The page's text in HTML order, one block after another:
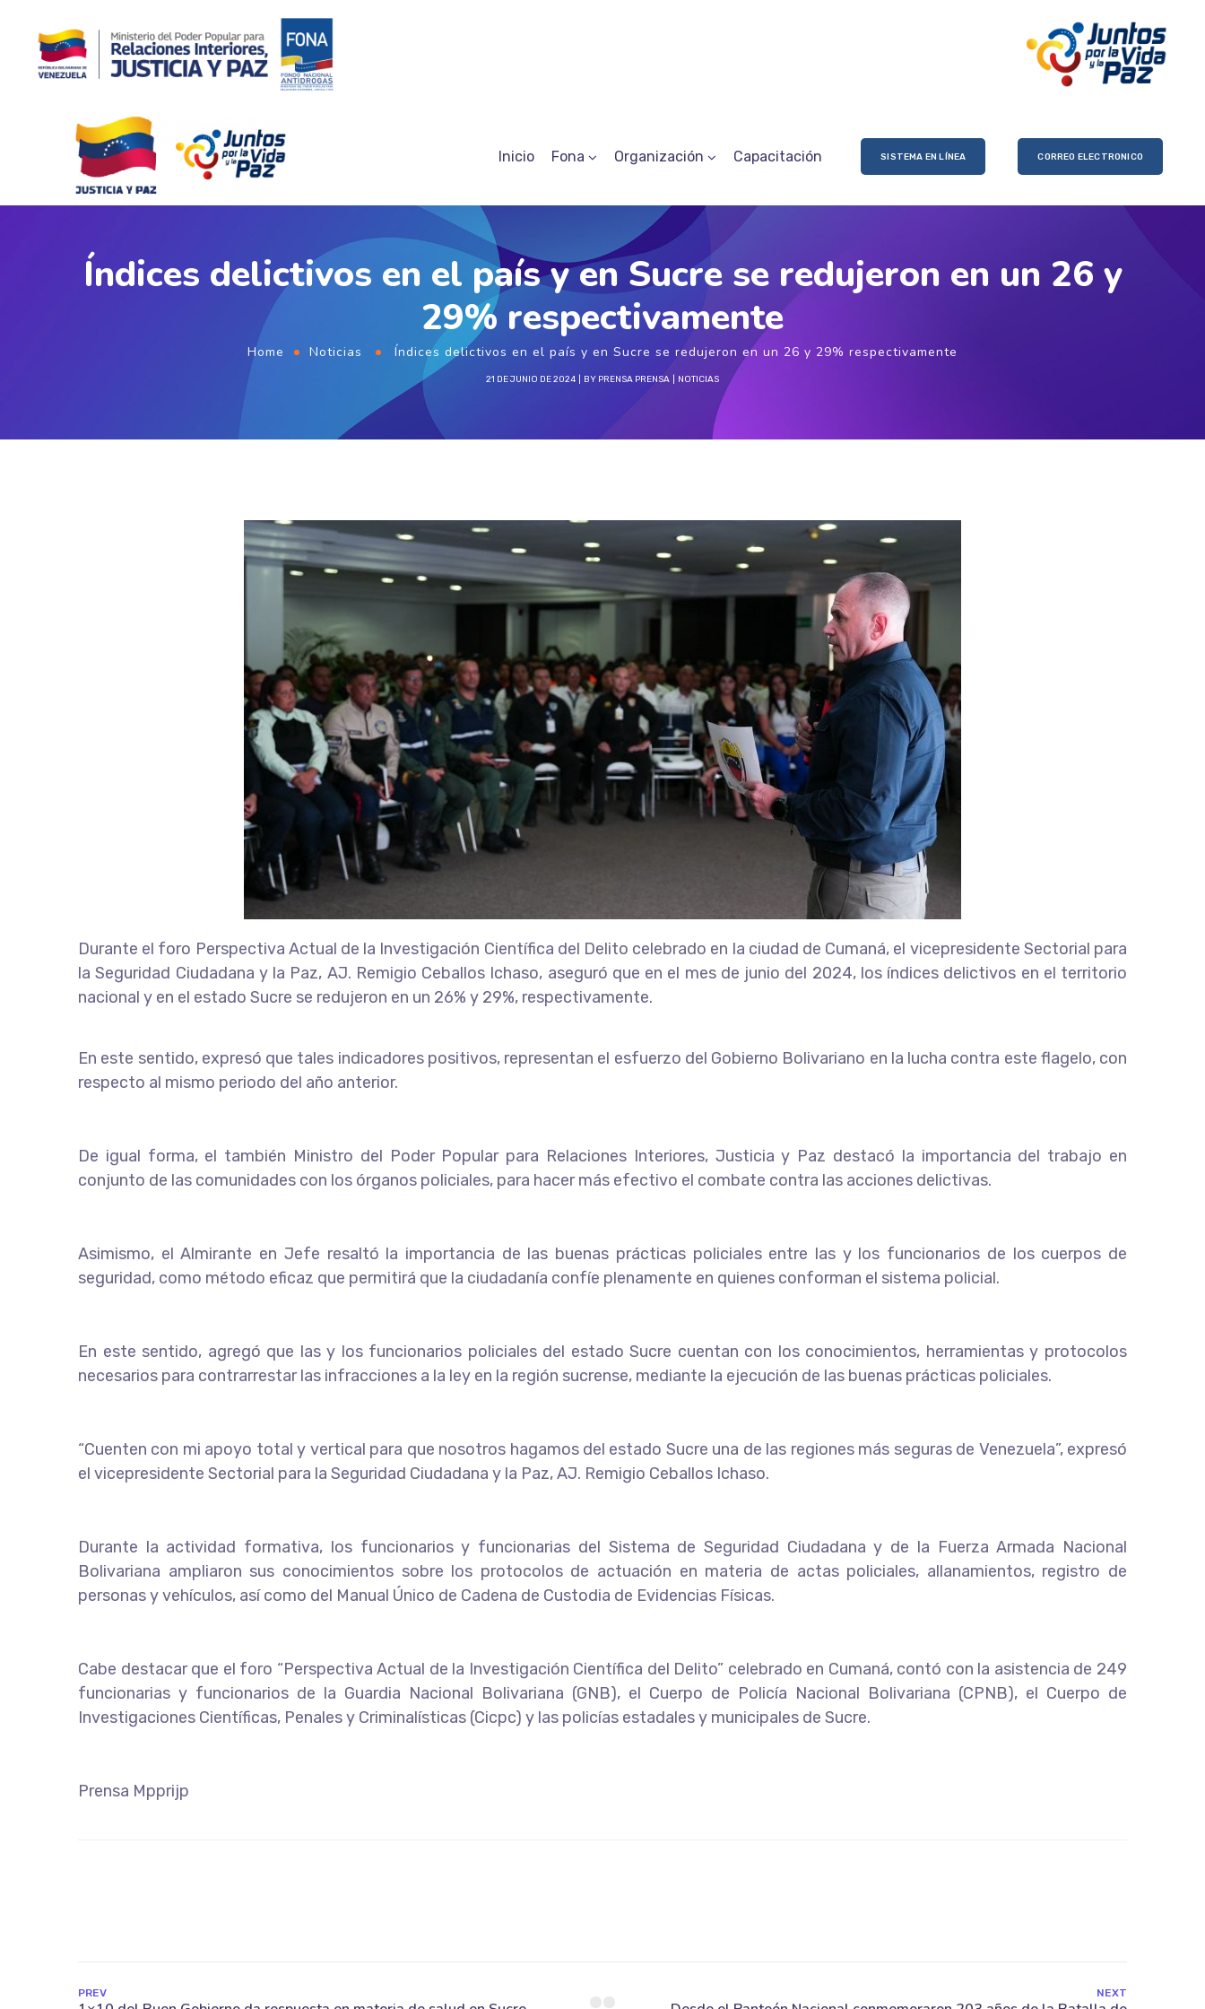
Inicio Fona Organización Capacitación SISTEMA EN LÍNEA CORREO ELECTRONICO
Índices delictivos en el país y en Sucre se redujeron en un 26 y
29% respectivamente
Home Noticias Índices delictivos en el país y en Sucre se redujeron en un 26 y 29% respectivamente
21 DE JUNIO DE 2024 BY PRENSA PRENSA NOTICIAS
Durante el foro Perspectiva Actual de la Investigación Científica del Delito celebrado en la ciudad de Cumaná, el vicepresidente Sectorial para
la Seguridad Ciudadana y la Paz, AJ. Remigio Ceballos Ichaso, aseguró que en el mes de junio del 2024, los índices delictivos en el territorio
nacional y en el estado Sucre se redujeron en un 26% y 29%, respectivamente.
En este sentido, expresó que tales indicadores positivos, representan el esfuerzo del Gobierno Bolivariano en la lucha contra este flagelo, con
respecto al mismo periodo del año anterior.
De igual forma, el también Ministro del Poder Popular para Relaciones Interiores, Justicia y Paz destacó la importancia del trabajo en
conjunto de las comunidades con los órganos policiales, para hacer más efectivo el combate contra las acciones delictivas.
Asimismo, el Almirante en Jefe resaltó la importancia de las buenas prácticas policiales entre las y los funcionarios de los cuerpos de
seguridad, como método eficaz que permitirá que la ciudadanía confíe plenamente en quienes conforman el sistema policial.
En este sentido, agregó que las y los funcionarios policiales del estado Sucre cuentan con los conocimientos, herramientas y protocolos
necesarios para contrarrestar las infracciones a la ley en la región sucrense, mediante la ejecución de las buenas prácticas policiales.
“Cuenten con mi apoyo total y vertical para que nosotros hagamos del estado Sucre una de las regiones más seguras de Venezuela”, expresó
el vicepresidente Sectorial para la Seguridad Ciudadana y la Paz, AJ. Remigio Ceballos Ichaso.
Durante la actividad formativa, los funcionarios y funcionarias del Sistema de Seguridad Ciudadana y de la Fuerza Armada Nacional
Bolivariana ampliaron sus conocimientos sobre los protocolos de actuación en materia de actas policiales, allanamientos, registro de
personas y vehículos, así como del Manual Único de Cadena de Custodia de Evidencias Físicas.
Cabe destacar que el foro “Perspectiva Actual de la Investigación Científica del Delito” celebrado en Cumaná, contó con la asistencia de 249
funcionarias y funcionarios de la Guardia Nacional Bolivariana (GNB), el Cuerpo de Policía Nacional Bolivariana (CPNB), el Cuerpo de
Investigaciones Científicas, Penales y Criminalísticas (Cicpc) y las policías estadales y municipales de Sucre.
Prensa Mpprijp
PREV NEXT